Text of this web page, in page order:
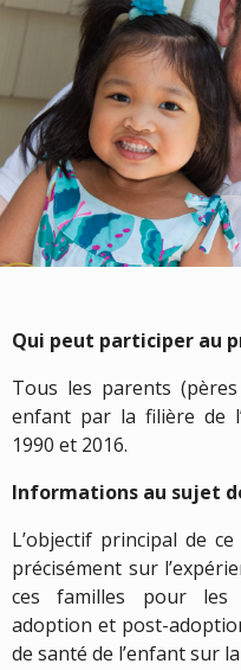
Qui peut participer au
Tous les parents
enfant par la filière de
1990 et 2016.
Informations au sujet
L’objectif principal de
précisément sur
ces familles pour les
adoption et post-
de santé de l’enfant sur